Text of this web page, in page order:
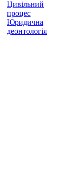
Цивільний
процес
Юридична
деонтологія